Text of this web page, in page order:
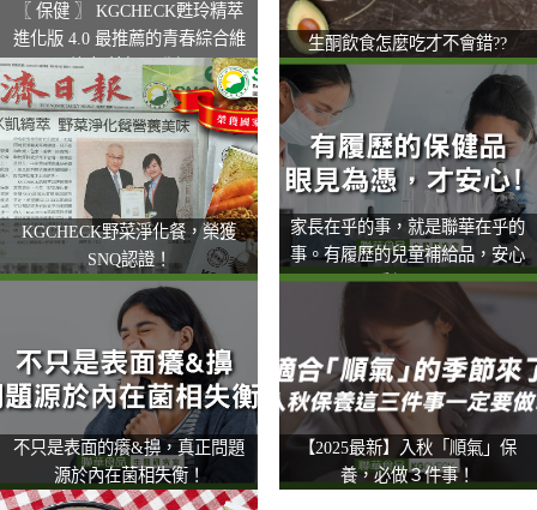
〖 保健 〗 KGCHECK甦玲精萃
進化版 4.0 最推薦的青春綜合維
他命 美顏更升級
生酮飲食怎麼吃才不會錯??
KGCHECK野菜淨化餐，榮獲
SNQ認證！
家長在乎的事，就是聯華在乎的
事。有履歷的兒童補給品，安心
看得見！
不只是表面的癢&擤，真正問題
源於內在菌相失衡！
【2025最新】入秋「順氣」保
養，必做３件事！